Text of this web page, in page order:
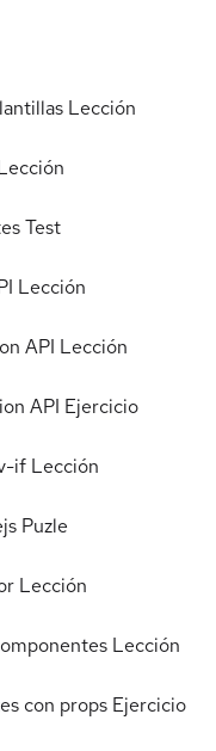
Lección
Test
Lección
API Lección
API Ejercicio
if Lección
Puzle
Lección
Lección
con props Ejercicio